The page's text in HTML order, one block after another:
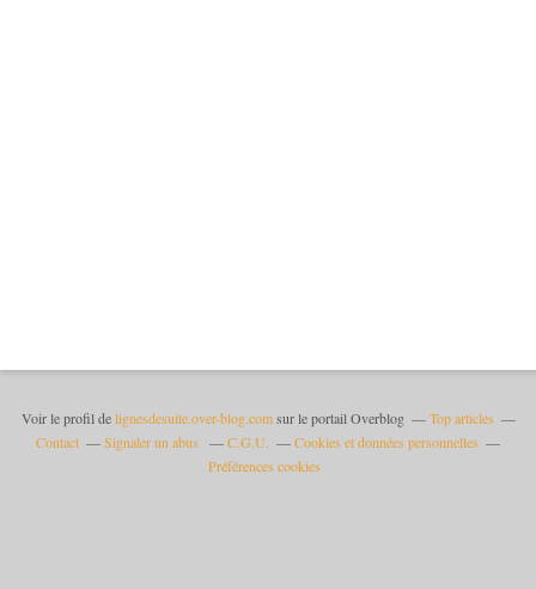
Voir le profil delignesdesuite.over-blog.comsur le portail Overblog
Top articles
Contact
Signaler un abus C.G.U.
Cookies et données personnelles
Préférences cookies